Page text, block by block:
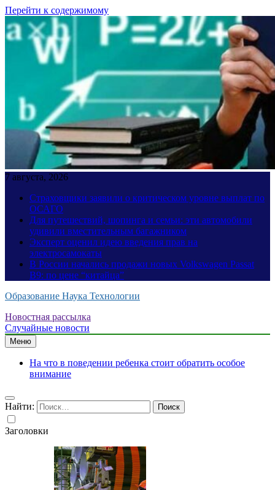
Перейти к содержимому
7 августа, 2026
Страховщики заявили о критическом уровне выплат по
ОСАГО
Для путешествий, шопинга и семьи: эти автомобили
удивили вместительным багажником
Эксперт оценил идею введения прав на
электросамокаты
В России начались продажи новых Volkswagen Passat
B9: по цене “китайца”
Образование Наука Технологии
Новостная рассылка
Случайные новости
Меню
На что в поведении ребенка стоит обратить особое
внимание
Найти:
Заголовки